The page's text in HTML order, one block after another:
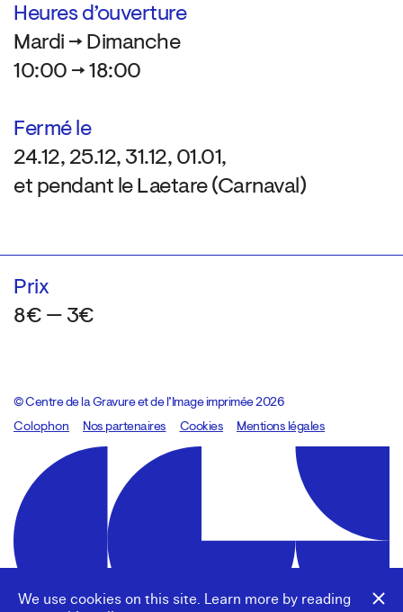
We use cookies on this site. Learn more by reading
Heures d’ouverture
Mardi → Dimanche
10:00 → 18:00
Fermé le
24.12, 25.12, 31.12, 01.01,
et pendant le Laetare (Carnaval)
Prix
8€ — 3€
© Centre de la Gravure et de l’Image imprimée 2026
Colophon
Design:Marcel Kaczmarek, code:8080.studio
Nos partenaires Cookies Mentions légales